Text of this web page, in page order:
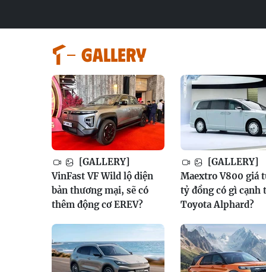
GALLERY
[GALLERY]
VinFast VF Wild lộ diện
bản thương mại, sẽ có
thêm động cơ EREV?
[GALLERY]
Maextro V800 giá
tỷ đồng có gì cạnh
Toyota Alphard?